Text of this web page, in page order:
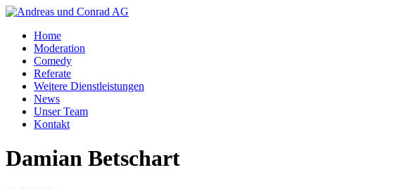
Home
Moderation
Comedy
Referate
Weitere Dienstleistungen
News
Unser Team
Kontakt
Damian Betschart